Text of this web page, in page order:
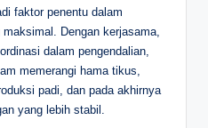
faktor penentu dalam
Dengan kerjasama,
dalam pengendalian,
memerangi hama tikus,
padi, dan pada akhirnya
yang lebih stabil.